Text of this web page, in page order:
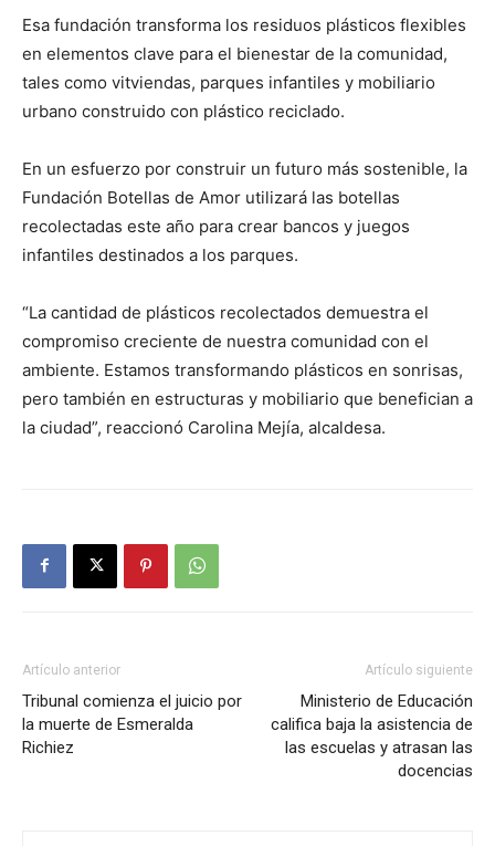
Esa fundación transforma los residuos plásticos flexibles
en elementos clave para el bienestar de la comunidad,
tales como vitviendas, parques infantiles y mobiliario
urbano construido con plástico reciclado.
En un esfuerzo por construir un futuro más sostenible, la
Fundación Botellas de Amor utilizará las botellas
recolectadas este año para crear bancos y juegos
infantiles destinados a los parques.
“La cantidad de plásticos recolectados demuestra el
compromiso creciente de nuestra comunidad con el
ambiente. Estamos transformando plásticos en sonrisas,
pero también en estructuras y mobiliario que benefician a
la ciudad”, reaccionó Carolina Mejía, alcaldesa.
Artículo anterior
Tribunal comienza el juicio por
la muerte de Esmeralda
Richiez
Artículo siguiente
Ministerio de Educación
califica baja la asistencia de
las escuelas y atrasan las
docencias